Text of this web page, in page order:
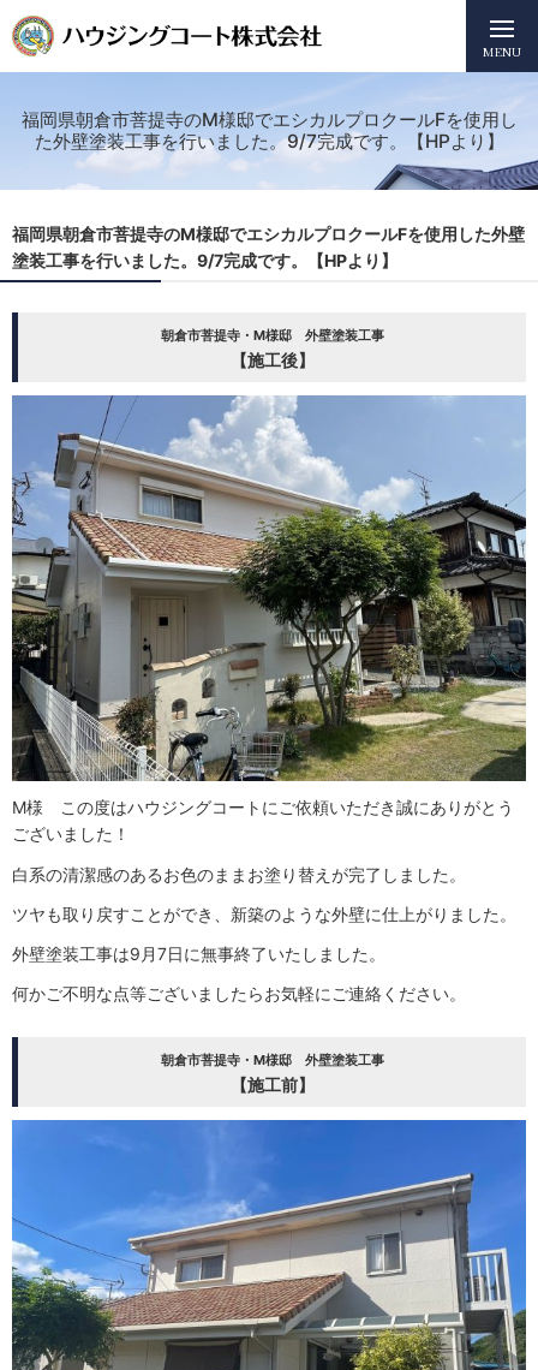
MENU
福岡県朝倉市菩提寺のM様邸でエシカルプロクールFを使用し
た外壁塗装工事を行いました。9/7完成です。【HPより】
福岡県朝倉市菩提寺のM様邸でエシカルプロクールFを使用した外壁
塗装工事を行いました。9/7完成です。【HPより】
朝倉市菩提寺・M様邸 外壁塗装工事
【施工後】
M様 この度はハウジングコートにご依頼いただき誠にありがとう
ございました！
白系の清潔感のあるお色のままお塗り替えが完了しました。
ツヤも取り戻すことができ、新築のような外壁に仕上がりました。
外壁塗装工事は9月7日に無事終了いたしました。
何かご不明な点等ございましたらお気軽にご連絡ください。
朝倉市菩提寺・M様邸 外壁塗装工事
【施工前】